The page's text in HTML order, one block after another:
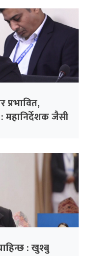
प्रभावित,
महानिर्देशक जैसी
: खुश्बु